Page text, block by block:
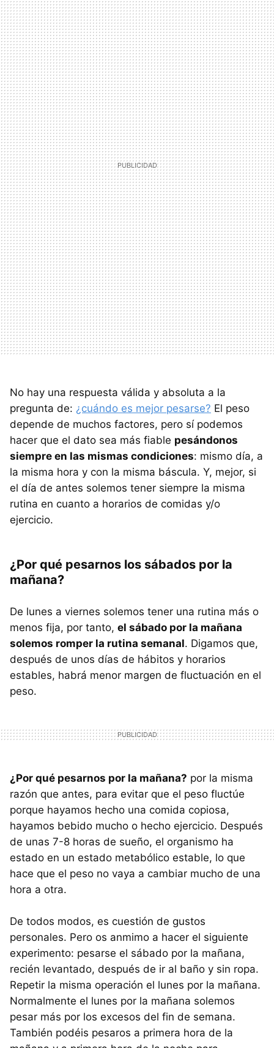
No hay una respuesta válida y absoluta a la
pregunta de: ¿cuándo es mejor pesarse? El peso
depende de muchos factores, pero sí podemos
hacer que el dato sea más fiable pesándonos
siempre en las mismas condiciones: mismo día, a
la misma hora y con la misma báscula. Y, mejor, si
el día de antes solemos tener siempre la misma
rutina en cuanto a horarios de comidas y/o
ejercicio.
¿Por qué pesarnos los sábados por la
mañana?
De lunes a viernes solemos tener una rutina más o
menos fija, por tanto, el sábado por la mañana
solemos romper la rutina semanal. Digamos que,
después de unos días de hábitos y horarios
estables, habrá menor margen de fluctuación en el
peso.
¿Por qué pesarnos por la mañana? por la misma
razón que antes, para evitar que el peso fluctúe
porque hayamos hecho una comida copiosa,
hayamos bebido mucho o hecho ejercicio. Después
de unas 7-8 horas de sueño, el organismo ha
estado en un estado metabólico estable, lo que
hace que el peso no vaya a cambiar mucho de una
hora a otra.
De todos modos, es cuestión de gustos
personales. Pero os anmimo a hacer el siguiente
experimento: pesarse el sábado por la mañana,
recién levantado, después de ir al baño y sin ropa.
Repetir la misma operación el lunes por la mañana.
Normalmente el lunes por la mañana solemos
pesar más por los excesos del fin de semana.
También podéis pesaros a primera hora de la